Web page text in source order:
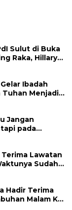
Sulut di Buka
Raka, Hillary
Ibadah
Tuhan Menjadi
Jangan
pada
Lawatan
Hadir Terima